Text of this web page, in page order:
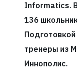
Informatics.
136
тренеры из
Иннополис.